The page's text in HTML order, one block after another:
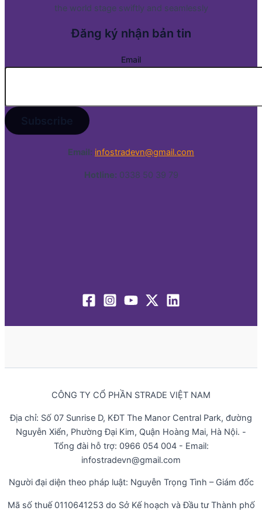
the world stage swiftly and seamlessly
Đăng ký nhận bản tin
Email
Email: infostradevn@gmail.com
Hotline: 0338 50 39 79
CÔNG TY CỔ PHẦN STRADE VIỆT NAM
Địa chỉ: Số 07 Sunrise D, KĐT The Manor Central Park, đường
Nguyễn Xiển, Phường Đại Kim, Quận Hoàng Mai, Hà Nội. -
Tổng đài hỗ trợ: 0966 054 004 - Email:
infostradevn@gmail.com
Người đại diện theo pháp luật: Nguyễn Trọng Tình – Giám đốc
Mã số thuế 0110641253 do Sở Kế hoạch và Đầu tư Thành phố